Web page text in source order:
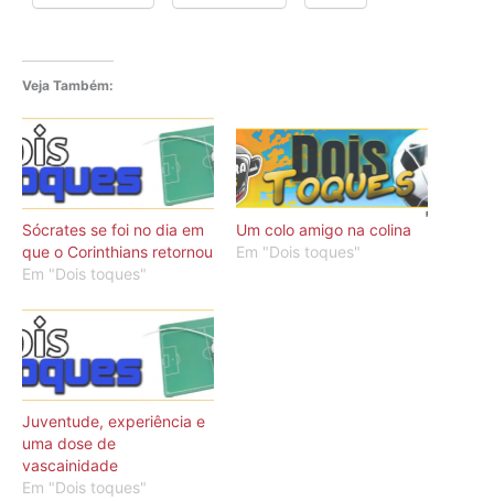
Veja Também:
Sócrates se foi no dia em
que o Corinthians retornou
Em "Dois toques"
Um colo amigo na colina
Em "Dois toques"
Juventude, experiência e
uma dose de
vascainidade
Em "Dois toques"